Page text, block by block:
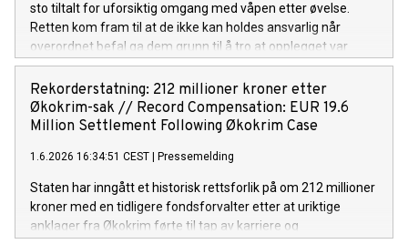
sto tiltalt for uforsiktig omgang med våpen etter øvelse.
Retten kom fram til at de ikke kan holdes ansvarlig når
overordnet befal ga dem grunn til å tro at opplegget var
forsvarlig, og de selv hadde gjennomført en prisverdig og
grundig plan for øvelsen.
Rekorderstatning: 212 millioner kroner etter
Økokrim-sak // Record Compensation: EUR 19.6
Million Settlement Following Økokrim Case
1.6.2026 16:34:51 CEST Pressemelding
Staten har inngått et historisk rettsforlik på om 212 millioner
kroner med en tidligere fondsforvalter etter at uriktige
anklager fra Økokrim førte til tap av karriere og